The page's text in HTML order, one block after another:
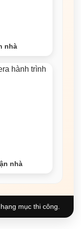
nhà
nhà
mục thi công.